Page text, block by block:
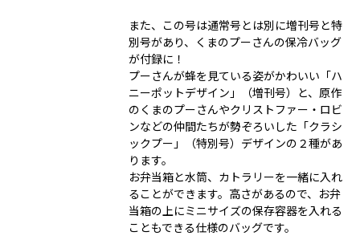
また、この号は通常号とは別に増刊号と特
別号があり、くまのプーさんの保冷バッグ
が付録に！
プーさんが蜂を見ている姿がかわいい「ハ
ニーポットデザイン」（増刊号）と、原作
のくまのプーさんやクリストファー・ロビ
ンなどの仲間たちが勢ぞろいした「クラシ
ックプー」（特別号）デザインの２種があ
ります。
お弁当箱と水筒、カトラリーを一緒に入れ
ることができます。高さがあるので、お弁
当箱の上にミニサイズの保存容器を入れる
こともできる仕様のバッグです。